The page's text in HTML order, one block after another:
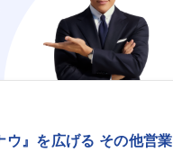
』を広げる その他営業